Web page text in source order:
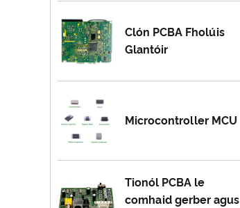
Clón PCBA Fholúis
Glantóir
Microcontroller MCU
Tionól PCBA le
comhaid gerber agus